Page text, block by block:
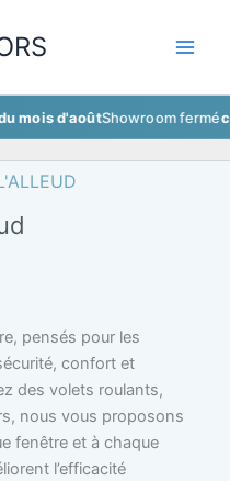
Showroom ferméce
pensés pour les
confort et
des volets roulants,
nous vous proposons
fenêtre et à chaque
l’efficacité